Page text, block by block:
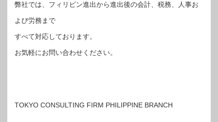
弊社では、フィリピン進出から進出後の会計、税務、人事お
よび労務まで
すべて対応しております。
お気軽にお問い合わせください。
TOKYO CONSULTING FIRM PHILIPPINE BRANCH